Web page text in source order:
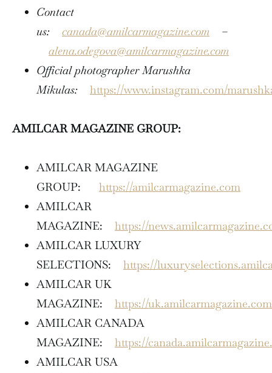
Contact
us: canada@amilcarmagazine.com –
alena.odegova@amilcarmagazine.com
Official photographer Marushka
Mikulas:
https://www.instagram.com/
AMILCAR MAGAZINE GROUP:
AMILCAR MAGAZINE
GROUP: https://amilcarmagazine.com
AMILCAR
MAGAZINE: https://
AMILCAR LUXURY
SELECTIONS: https://
AMILCAR UK
MAGAZINE: https://uk.amilcarmagazine.com
AMILCAR CANADA
MAGAZINE: https://
AMILCAR USA